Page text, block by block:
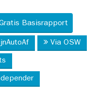
Basisrapport
Via OSW